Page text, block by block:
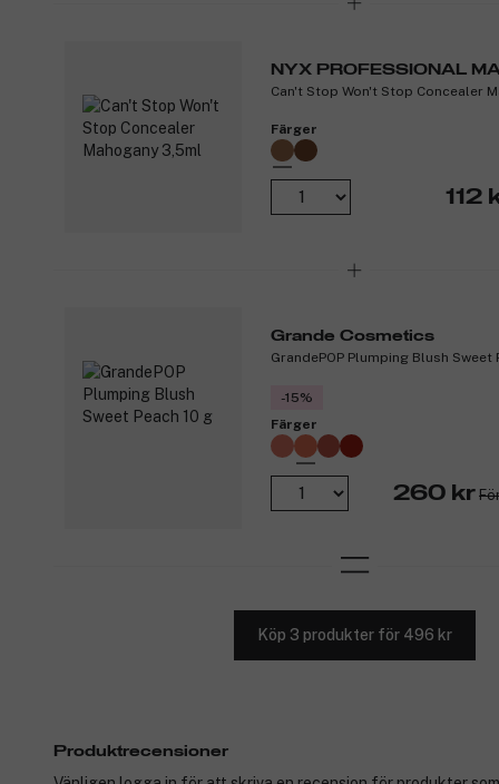
NYX PROFESSIONAL
Can't Stop Won't Stop Concealer
Färger
112
Grande Cosmetics
GrandePOP Plumping Blush Sweet
-15%
Färger
260 kr
Köp 3 produkter för 496 kr
Produktrecensioner